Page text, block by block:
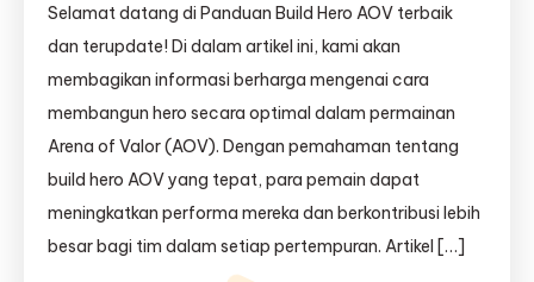
Selamat datang di Panduan Build Hero AOV terbaik
dan terupdate! Di dalam artikel ini, kami akan
membagikan informasi berharga mengenai cara
membangun hero secara optimal dalam permainan
Arena of Valor (AOV). Dengan pemahaman tentang
build hero AOV yang tepat, para pemain dapat
meningkatkan performa mereka dan berkontribusi lebih
besar bagi tim dalam setiap pertempuran. Artikel […]